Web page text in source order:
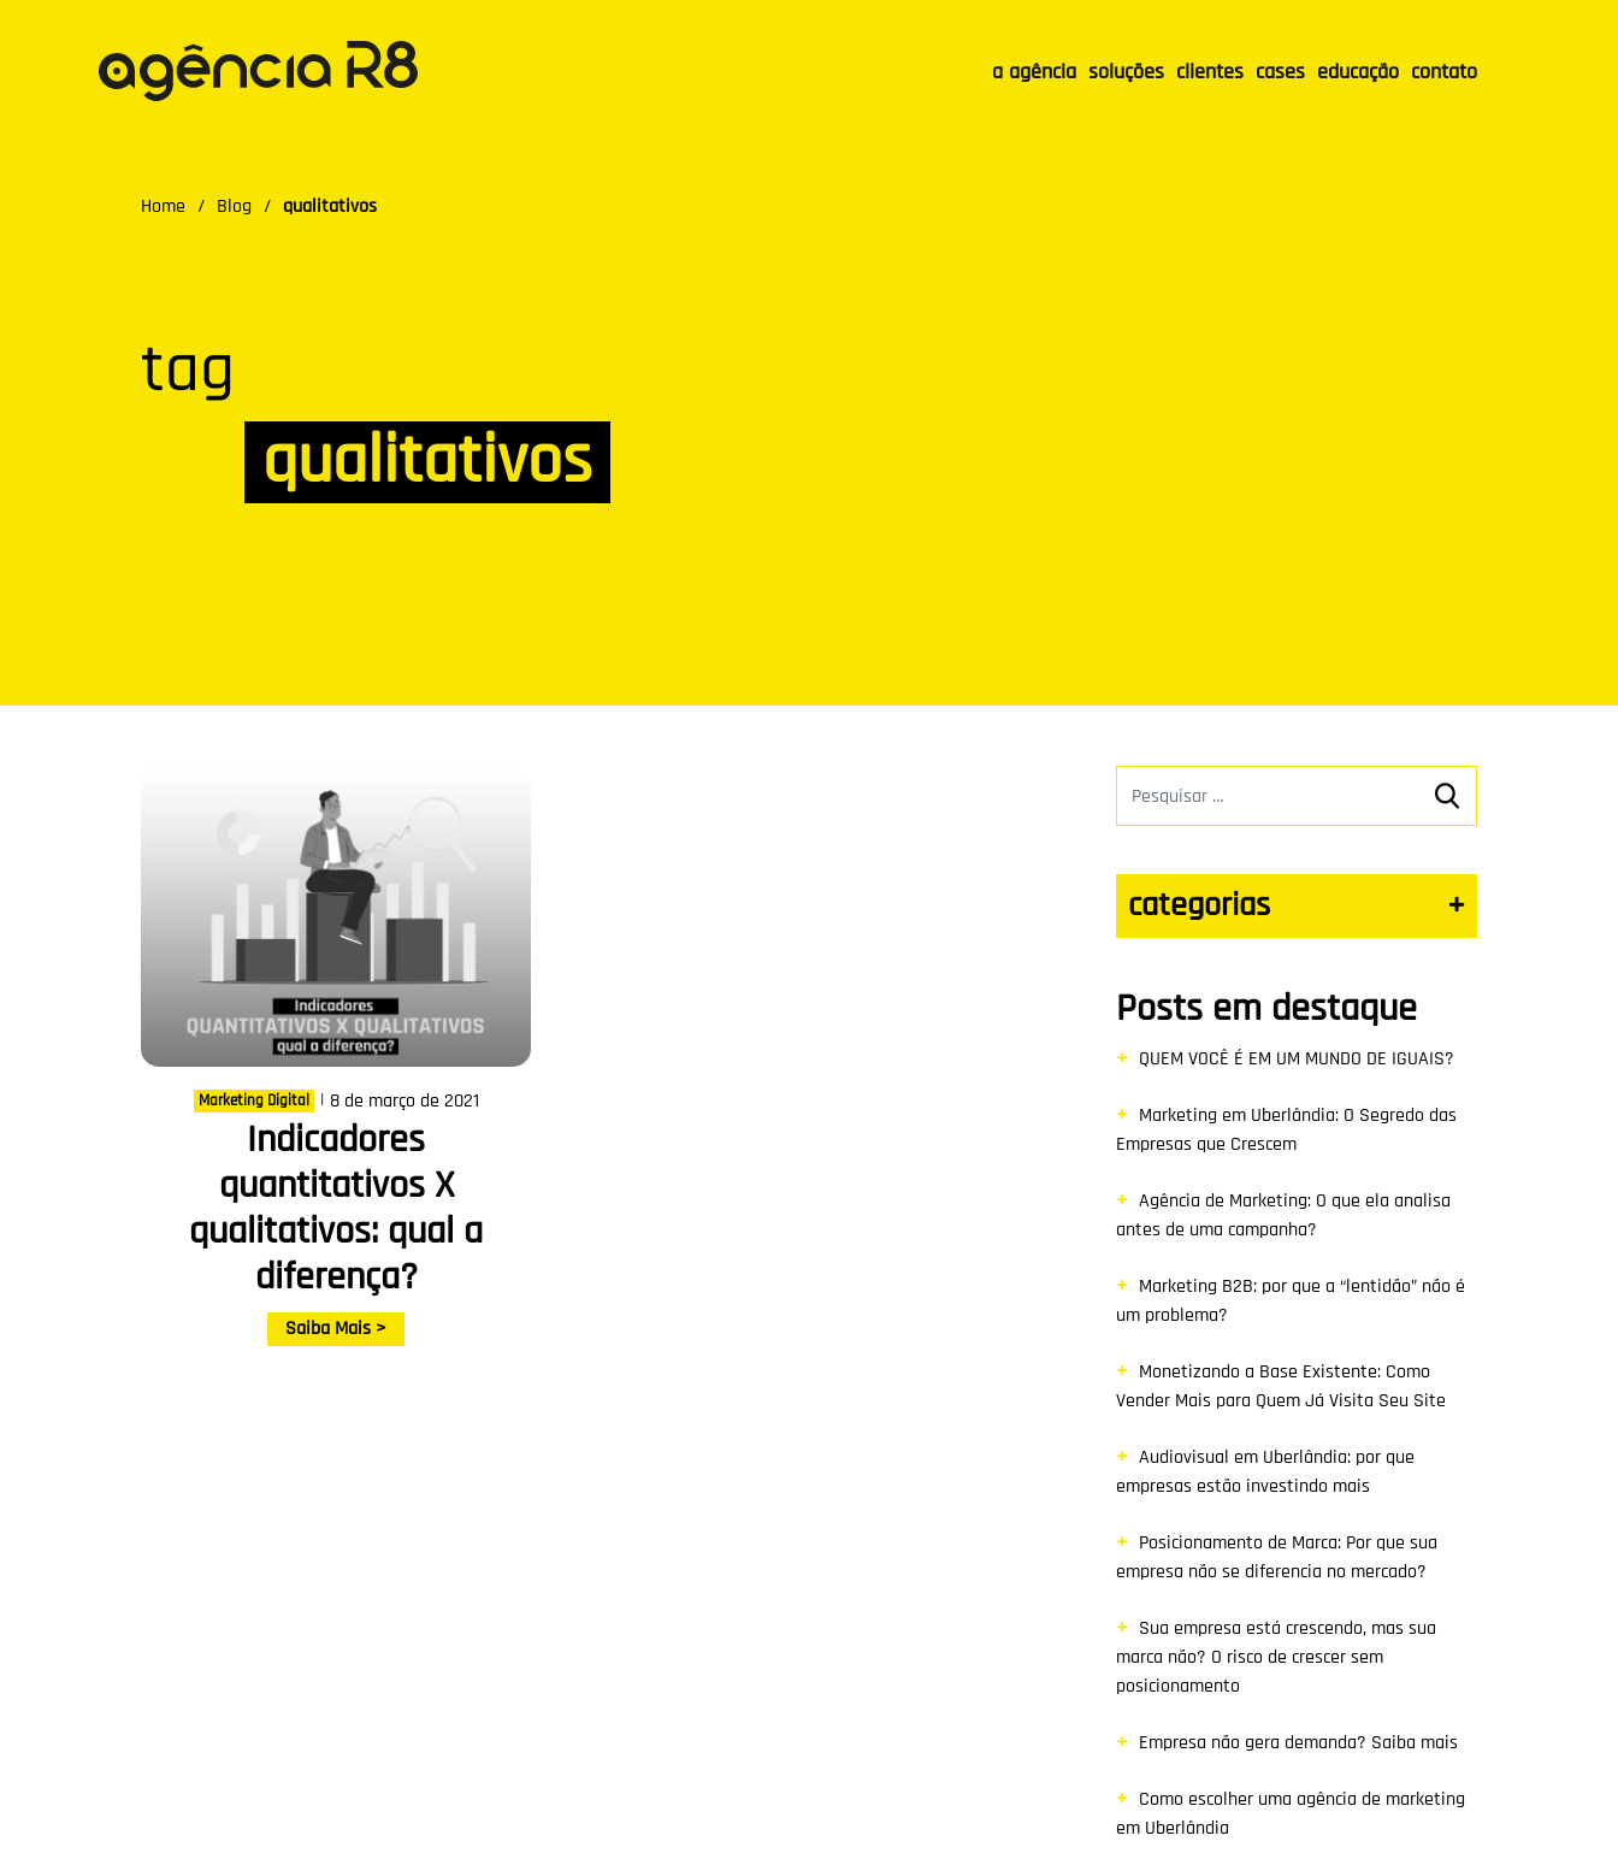
a agência soluções clientes cases educação contato
Home / Blog / qualitativos
tag
qualitativos
Marketing Digital | 8 de março de 2021
Indicadores
quantitativos X
qualitativos: qual a
diferença?
Saiba Mais >
categorias +
Posts em destaque
QUEM VOCÊ É EM UM MUNDO DE IGUAIS?
Marketing em Uberlândia: O Segredo das
Empresas que Crescem
Agência de Marketing: O que ela analisa
antes de uma campanha?
Marketing B2B: por que a “lentidão” não é
um problema?
Monetizando a Base Existente: Como
Vender Mais para Quem Já Visita Seu Site
Audiovisual em Uberlândia: por que
empresas estão investindo mais
Posicionamento de Marca: Por que sua
empresa não se diferencia no mercado?
Sua empresa está crescendo, mas sua
marca não? O risco de crescer sem
posicionamento
Empresa não gera demanda? Saiba mais
Como escolher uma agência de marketing
em Uberlândia